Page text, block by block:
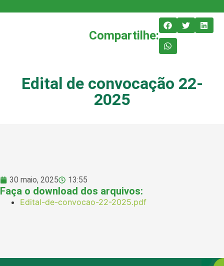
Compartilhe:
Edital de convocação 22-
2025
30 maio, 2025 13:55
Faça o download dos arquivos:
Edital-de-convocao-22-2025.pdf